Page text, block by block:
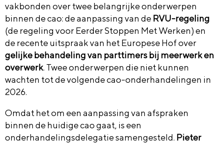
vakbonden over twee belangrijke onderwerpen
binnen de cao: de aanpassing van de RVU-regeling
(de regeling voor Eerder Stoppen Met Werken) en
de recente uitspraak van het Europese Hof over
gelijke behandeling van parttimers bij meerwerk en
overwerk. Twee onderwerpen die niet kunnen
wachten tot de volgende cao-onderhandelingen in
2026.
Omdat het om een aanpassing van afspraken
binnen de huidige cao gaat, is een
onderhandelingsdelegatie samengesteld. Pieter